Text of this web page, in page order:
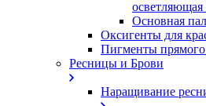
осветляющая
Основная
Оксигенты для
Пигменты прямого
Ресницы и Брови
Наращивание